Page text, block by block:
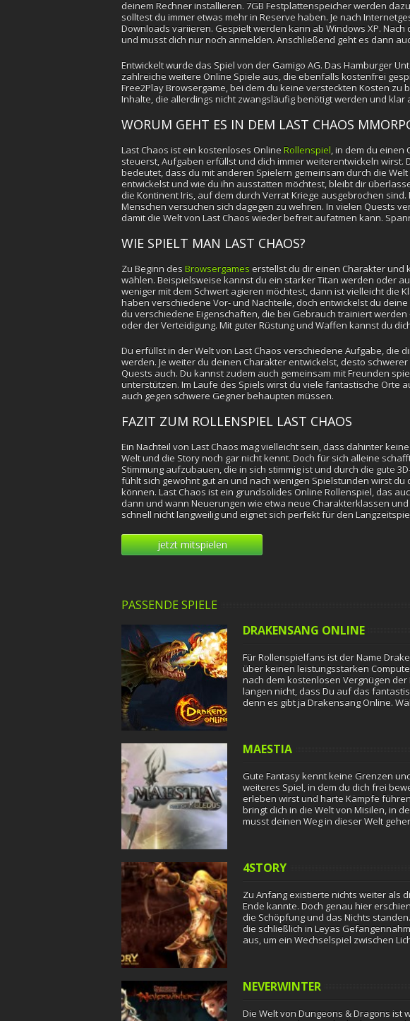
deinem Rechner installieren. 7GB Festplattenspeicher werden
solltest du immer etwas mehr in Reserve haben. Je nach
Downloads variieren. Gespielt werden kann ab Windows XP.
und musst dich nur noch anmelden. Anschließend geht es dann
Entwickelt wurde das Spiel von der Gamigo AG. Das Hamburger
zahlreiche weitere Online Spiele aus, die ebenfalls kostenfrei
Free2Play Browsergame, bei dem du keine versteckten Kosten zu
Inhalte, die allerdings nicht zwangsläufig benötigt werden und klar
WORUM GEHT ES IN DEM LAST CHAOS
Last Chaos ist ein kostenloses Online Rollenspiel, in dem du einen
steuerst, Aufgaben erfüllst und dich immer weiterentwickeln wirst.
bedeutet, dass du mit anderen Spielern gemeinsam durch die
entwickelst und wie du ihn ausstatten möchtest, bleibt dir
die Kontinent Iris, auf dem durch Verrat Kriege ausgebrochen
Menschen versuchen sich dagegen zu wehren. In vielen Quests
damit die Welt von Last Chaos wieder befreit aufatmen kann.
WIE SPIELT MAN LAST CHAOS?
Zu Beginn des Browsergames erstellst du dir einen Charakter und
wählen. Beispielsweise kannst du ein starker Titan werden oder
weniger mit dem Schwert agieren möchtest, dann ist vielleicht die
haben verschiedene Vor- und Nachteile, doch entwickelst du
du verschiedene Eigenschaften, die bei Gebrauch trainiert
oder der Verteidigung. Mit guter Rüstung und Waffen kannst du
Du erfüllst in der Welt von Last Chaos verschiedene Aufgabe, die
werden. Je weiter du deinen Charakter entwickelst, desto
Quests auch. Du kannst zudem auch gemeinsam mit Freunden
unterstützen. Im Laufe des Spiels wirst du viele fantastische Orte
auch gegen schwere Gegner behaupten müssen.
FAZIT ZUM ROLLENSPIEL LAST CHAOS
Ein Nachteil von Last Chaos mag vielleicht sein, dass dahinter
Welt und die Story noch gar nicht kennt. Doch für sich alleine
Stimmung aufzubauen, die in sich stimmig ist und durch die gute
fühlt sich gewohnt gut an und nach wenigen Spielstunden wirst
können. Last Chaos ist ein grundsolides Online Rollenspiel, das
dann und wann Neuerungen wie etwa neue Charakterklassen
schnell nicht langweilig und eignet sich perfekt für den
jetzt mitspielen
PASSENDE SPIELE
DRAKENSANG ONLINE
Für Rollenspielfans ist der Name
über keinen leistungsstarken
nach dem kostenlosen Vergnügen
langen nicht, dass Du auf das
denn es gibt ja Drakensang Online.
MAESTIA
Gute Fantasy kennt keine Grenzen
weiteres Spiel, in dem du dich frei
erleben wirst und harte Kämpfe
bringt dich in die Welt von Misilen, in
musst deinen Weg in dieser Welt
4STORY
Zu Anfang existierte nichts weiter als
Ende kannte. Doch genau hier
die Schöpfung und das Nichts
die schließlich in Leyas
aus, um ein Wechselspiel zwischen
NEVERWINTER
Die Welt von Dungeons & Dragons